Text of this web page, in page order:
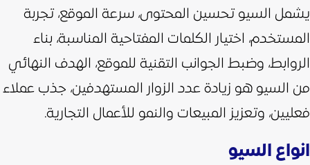
يشمل السيو تحسين المحتوى، سرعة الموقع، تجربة
المستخدم، اختيار الكلمات المفتاحية المناسبة، بناء
الروابط، وضبط الجوانب التقنية للموقع، الهدف النهائي
من السيو هو زيادة عدد الزوار المستهدفين، جذب عملاء
فعليين، وتعزيز المبيعات والنمو للأعمال التجارية.
انواع السيو